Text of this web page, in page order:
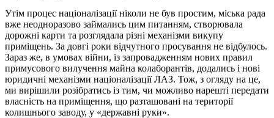
Утім процес націоналізації ніколи не був простим, міська рада
вже неодноразово займались цим питанням, створювала
дорожні карти та розглядала різні механізми викупу
приміщень. За довгі роки відчутного просування не відбулось.
Зараз же, в умовах війни, із запровадженням нових правил
примусового вилучення майна колаборантів, додались і нові
юридичні механізми націоналізації ЛАЗ. Тож, з огляду на це,
ми вирішили розібратись із тим, чи можливо нарешті передати
власність на приміщення, що разташовані на території
колишнього заводу, у «державні руки».